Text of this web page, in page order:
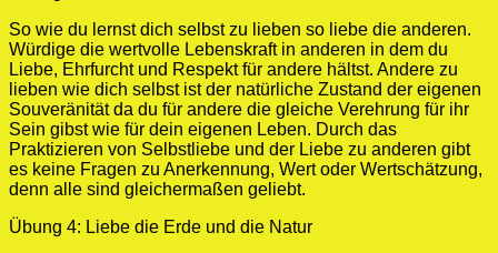
So wie du lernst dich selbst zu lieben so liebe die anderen.
Würdige die wertvolle Lebenskraft in anderen in dem du
Liebe, Ehrfurcht und Respekt für andere hältst. Andere zu
lieben wie dich selbst ist der natürliche Zustand der eigenen
Souveränität da du für andere die gleiche Verehrung für ihr
Sein gibst wie für dein eigenen Leben. Durch das
Praktizieren von Selbstliebe und der Liebe zu anderen gibt
es keine Fragen zu Anerkennung, Wert oder Wertschätzung,
denn alle sind gleichermaßen geliebt.
Übung 4: Liebe die Erde und die Natur